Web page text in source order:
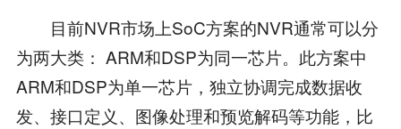
目前NVR市场上SoC方案的NVR通常可以分
为两大类： ARM和DSP为同一芯片。此方案中
ARM和DSP为单一芯片，独立协调完成数据收
发、接口定义、图像处理和预览解码等功能，比